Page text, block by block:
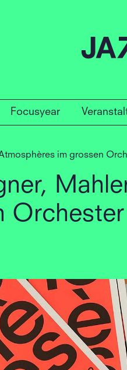
Focusyear
im grossen
Orchester